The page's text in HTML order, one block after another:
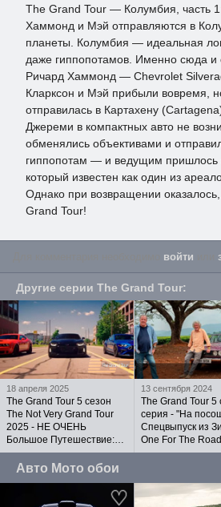
The Grand Tour — Колумбия, часть
Хаммонд и Мэй отправляются в
планеты. Колумбия — идеальная
даже гиппопотамов. Именно сюда
Ричард Хаммонд — Chevrolet
Кларксон и Мэй прибыли вовремя,
отправилась в Картахену
Джереми в компактных авто не
обменялись объективами и
гиппопотам — и ведущим пришлось
который известен как один из
Однако при возвращении
Grand Tour!
войти
Другие серии The Grand Tour:
18 апреля 2025
The Grand Tour 5 сезон
The Not Very Grand Tour
2025 - НЕ ОЧЕНЬ
Большое Путешествие:
"Слава и Мощь" на
русском языке
13 сентября 2024
The Grand Tour 5
серия - "На
Спецвыпуск из
One For The
русском языке
Авто Мото обои